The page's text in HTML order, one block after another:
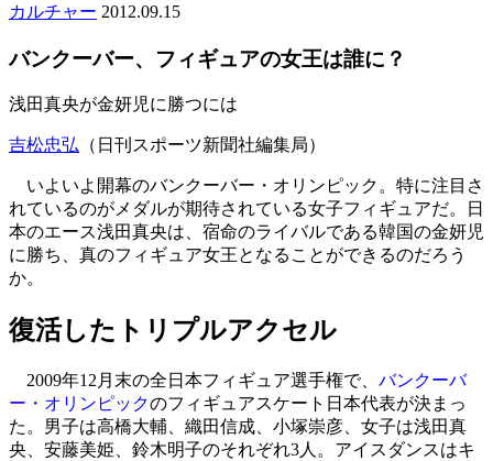
カルチャー 2012.09.15
バンクーバー、フィギュアの女王は誰に？
浅田真央が金妍児に勝つには
吉松忠弘 （日刊スポーツ新聞社編集局）
いよいよ開幕のバンクーバー・オリンピック。特に注目さ
れているのがメダルが期待されている女子フィギュアだ。日
本のエース浅田真央は、宿命のライバルである韓国の金妍児
に勝ち、真のフィギュア女王となることができるのだろう
か。
復活したトリプルアクセル
2009年12月末の全日本フィギュア選手権で、 バンクーバ
ー・オリンピックのフィギュアスケート日本代表が決まっ
た。男子は高橋大輔、織田信成、小塚崇彦、女子は浅田真
央、安藤美姫、鈴木明子のそれぞれ3人。アイスダンスはキ